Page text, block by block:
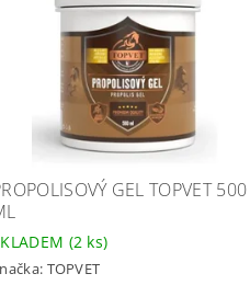
GEL TOPVET 500
(2 ks)
TOPVET